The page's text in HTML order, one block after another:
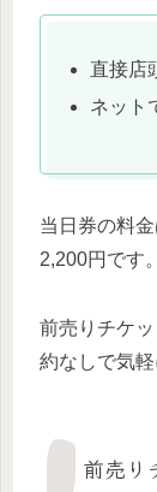
直接店
ネット
当日券の料
2,200円です。
前売りチケ
約なしで気
前売り